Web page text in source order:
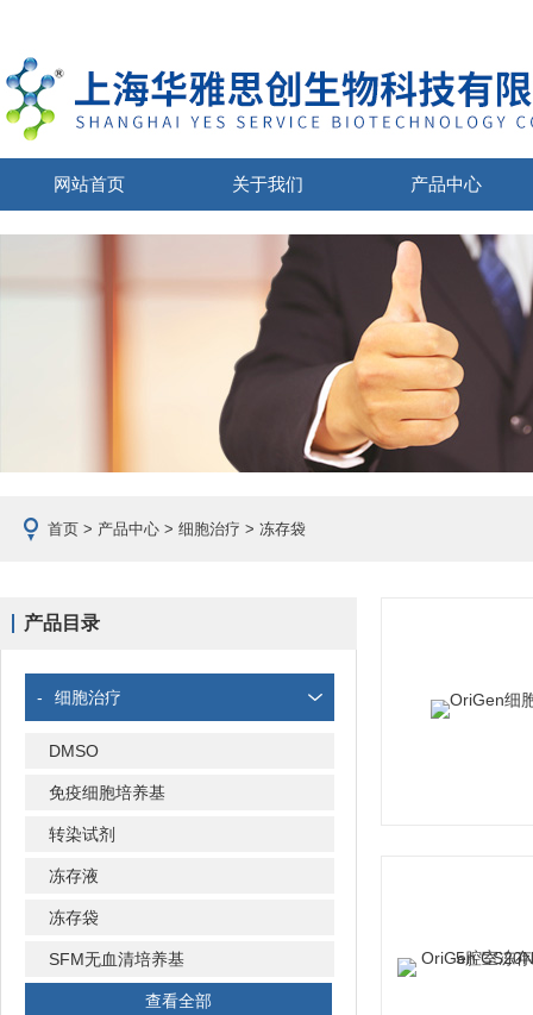
网站首页 关于我们 产品中心
首页 > 产品中心 > 细胞治疗 > 冻存袋
产品目录
- 细胞治疗
DMSO
免疫细胞培养基
转染试剂
冻存液
冻存袋
SFM无血清培养基
查看全部